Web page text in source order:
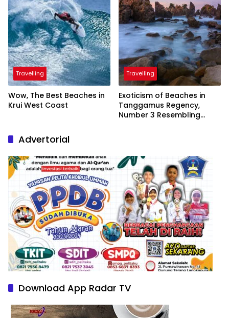
Travelling
Wow, The Best Beaches in
Krui West Coast
Travelling
Exoticism of Beaches in
Tanggamus Regency,
Number 3 Resembling
Advertorial
Download App Radar TV